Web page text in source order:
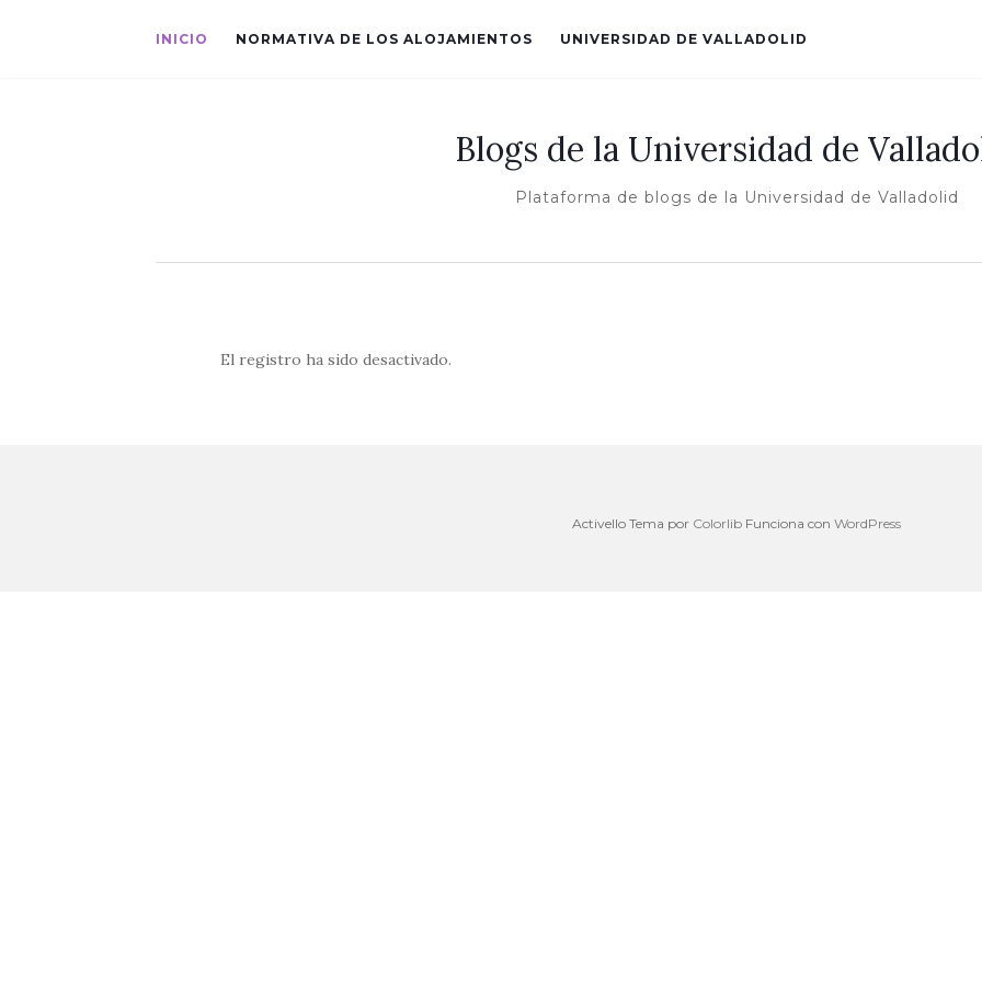
INICIO NORMATIVA DE LOS ALOJAMIENTOS UNIVERSIDAD DE VALLADOLID
Blogs de la Universidad de
Plataforma de blogs de la Universidad de Valladolid
El registro ha sido desactivado.
Activello Tema por Colorlib Funciona con WordPress